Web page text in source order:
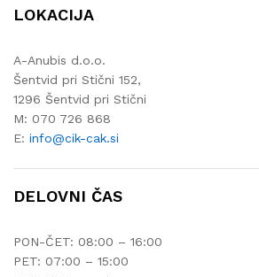
LOKACIJA
A-Anubis d.o.o.
Šentvid pri Stični 152,
1296 Šentvid pri Stični
M: 070 726 868
E: info@cik-cak.si
DELOVNI ČAS
PON-ČET: 08:00 – 16:00
PET: 07:00 – 15:00